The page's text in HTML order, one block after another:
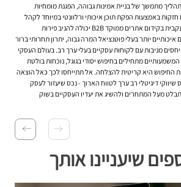
מתמשך של בניית אמינות גבוהה, הפגנת מומחיות
באמצעות הפקת תוכן איכותי ורלוונטי במיוחד לקהל
היעד העסקי. השקעה נכונה ועקבית בקידום אתרים ממוקד B2B יכולה להניב פירות
יותר בעלי פוטנציאל המרה גבוה, יתרון תחרותי ברור
מניבות עם לקוחות עסקיים בעלי ערך רב. בעולם העסקי
מתחילים בחיפוש יסודי בגוגל, נוכחות בולטת
החיפוש היא קריטית להצלחה. אל תתייחסו לכך כאל הוצאה
דיגיטלי רב ערך לטווח הארוך - נכס שיעזור לעסק
מעל המתחרים ולהשיג את יעדיו העסקיים בשוק
שיעניינו אותך